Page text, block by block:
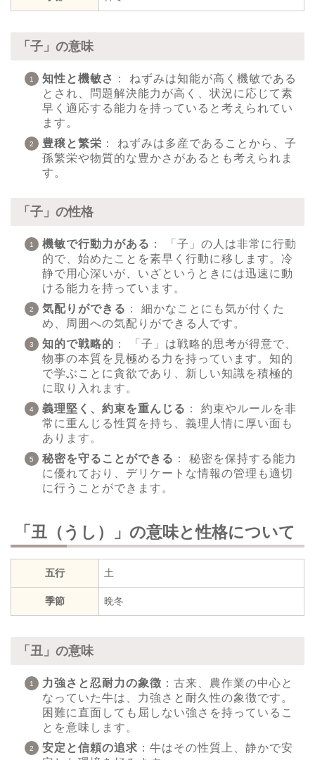
「子」の意味
知性と機敏さ ： ねずみは知能が高く機敏である
とされ、問題解決能力が高く、状況に応じて素
早く適応する能力を持っていると考えられてい
ます。
豊穣と繁栄 ： ねずみは多産であることから、子
孫繁栄や物質的な豊かさがあるとも考えられま
す。
「子」の性格
機敏で行動力がある ： 「子」の人は非常に行動
的で、始めたことを素早く行動に移します。冷
静で用心深いが、いざというときには迅速に動
ける能力を持っています。
気配りができる ： 細かなことにも気が付くた
め、周囲への気配りができる人です。
知的で戦略的 ： 「子」は戦略的思考が得意で、
物事の本質を見極める力を持っています。知的
で学ぶことに貪欲であり、新しい知識を積極的
に取り入れます。
義理堅く、約束を重んじる ： 約束やルールを非
常に重んじる性質を持ち、義理人情に厚い面も
あります。
秘密を守ることができる ： 秘密を保持する能力
に優れており、デリケートな情報の管理も適切
に行うことができます。
「丑（うし）」の意味と性格について
五行 土
季節 晩冬
「丑」の意味
力強さと忍耐力の象徴 ：古来、農作業の中心と
なっていた牛は、力強さと耐久性の象徴です。
困難に直面しても屈しない強さを持っているこ
とを意味します。
安定と信頼の追求 ：牛はその性質上、静かで安